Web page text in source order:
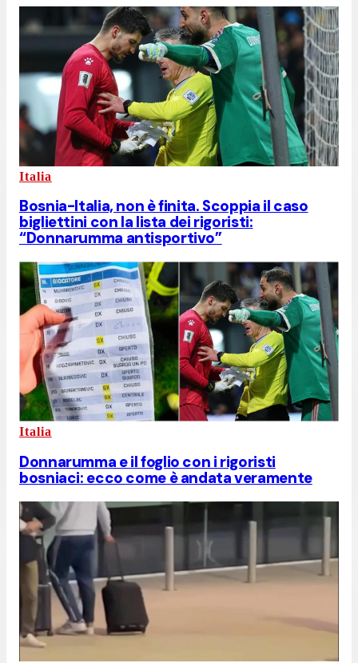
Italia
Bosnia-Italia, non è finita. Scoppia il caso
bigliettini con la lista dei rigoristi:
“Donnarumma antisportivo”
Italia
Donnarumma e il foglio con i rigoristi
bosniaci: ecco come è andata veramente